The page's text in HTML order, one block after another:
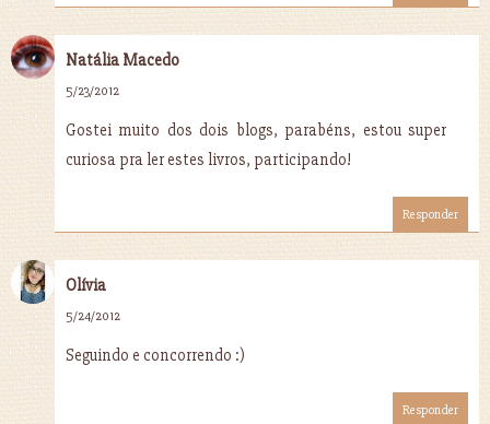
Natália Macedo
5/23/2012
Gostei muito dos dois blogs, parabéns, estou super
curiosa pra ler estes livros, participando!
Responder
Olívia
5/24/2012
Seguindo e concorrendo :)
Responder